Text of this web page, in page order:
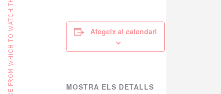
Afegeix al calendari
MOSTRA ELS DETALLS